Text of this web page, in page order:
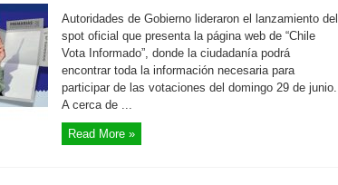
Autoridades de Gobierno lideraron el lanzamiento del
spot oficial que presenta la página web de “Chile
Vota Informado”, donde la ciudadanía podrá
encontrar toda la información necesaria para
participar de las votaciones del domingo 29 de junio.
A cerca de ...
Read More »